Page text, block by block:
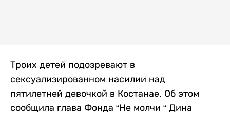
Троих детей подозревают в
сексуализированном насилии над
пятилетней девочкой в Костанае. Об этом
сообщила глава Фонда “Не молчи “ Дина